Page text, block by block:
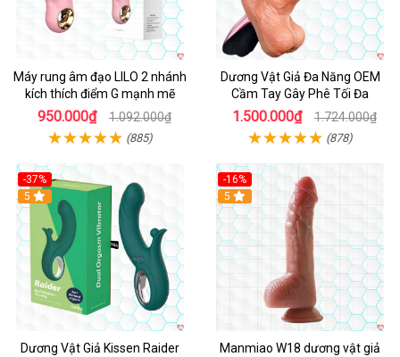
Máy rung âm đạo LILO 2 nhánh
kích thích điểm G mạnh mẽ
950.000₫ 1.092.000₫
(885)
Dương Vật Giả Đa Năng OEM
Cầm Tay Gây Phê Tối Đa
1.500.000₫ 1.724.000₫
(878)
-37%
Hot
5
Dương Vật Giả Kissen Raider
-16%
Hot
5
Manmiao W18 dương vật giả